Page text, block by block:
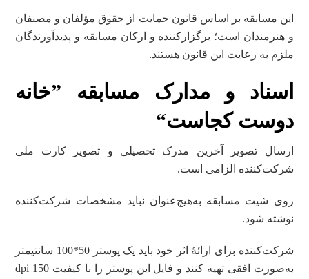
این مسابقه بر اساس قانون حمایت از حقوق مؤلفان و مصنفان
و هنرمندان است؛ برگزارکننده و ارکان مسابقه و پدیدآورندگان
ملزم به رعایت این قانون هستند.
اسناد و مدارک مسابقه ”خانه
دوست کجاست“
ارسال تصویر آخرین مدرک تحصیلی و تصویر کارت ملی
شرکت‌کننده الزامی است.
روی شیت مسابقه به‌هیچ‌عنوان نباید مشخصات شرکت‌کننده
نوشته شود.
شرکت‌کننده برای ارائۀ اثر خود باید یک پوستر 50*100 سانتیمتر
به‌صورت افقی تهیه کنند و فایل این پوستر را با کیفیت 150 dpi